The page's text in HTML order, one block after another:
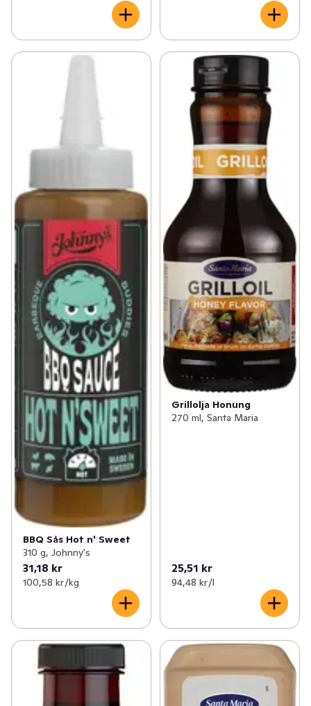
BBQ Sås Hot n' Sweet
310 g, Johnny's
31,18 kr
100,58 kr /kg
Grillolja Honung
270 ml, Santa Maria
25,51 kr
94,48 kr /l